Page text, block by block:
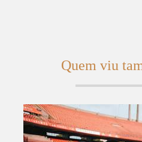
Quem viu